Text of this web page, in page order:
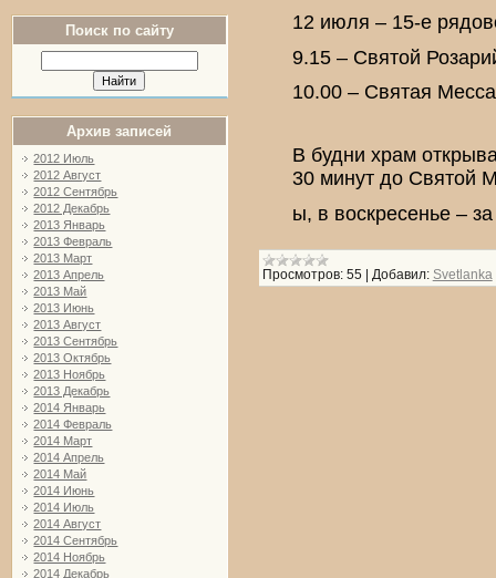
Поиск по сайту
Архив записей
2012 Июль
2012 Август
2012 Сентябрь
2012 Декабрь
2013 Январь
2013 Февраль
2013 Март
2013 Апрель
2013 Май
2013 Июнь
2013 Август
2013 Сентябрь
2013 Октябрь
2013 Ноябрь
2013 Декабрь
2014 Январь
2014 Февраль
2014 Март
2014 Апрель
2014 Май
2014 Июнь
2014 Июль
2014 Август
2014 Сентябрь
2014 Ноябрь
2014 Декабрь
12 июля – 15-е
9.15 – Святой
10.00 – Святая Месса
В будни храм
30 минут до Святой
ы, в воскресенье – за
Просмотров: 55 | Добавил: Svetlanka